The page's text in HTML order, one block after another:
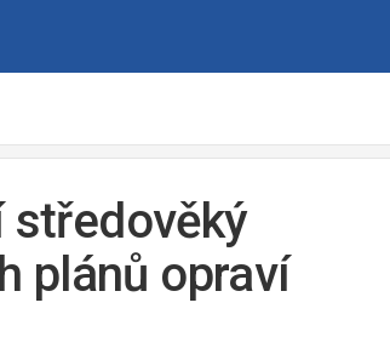
středověký
plánů opraví